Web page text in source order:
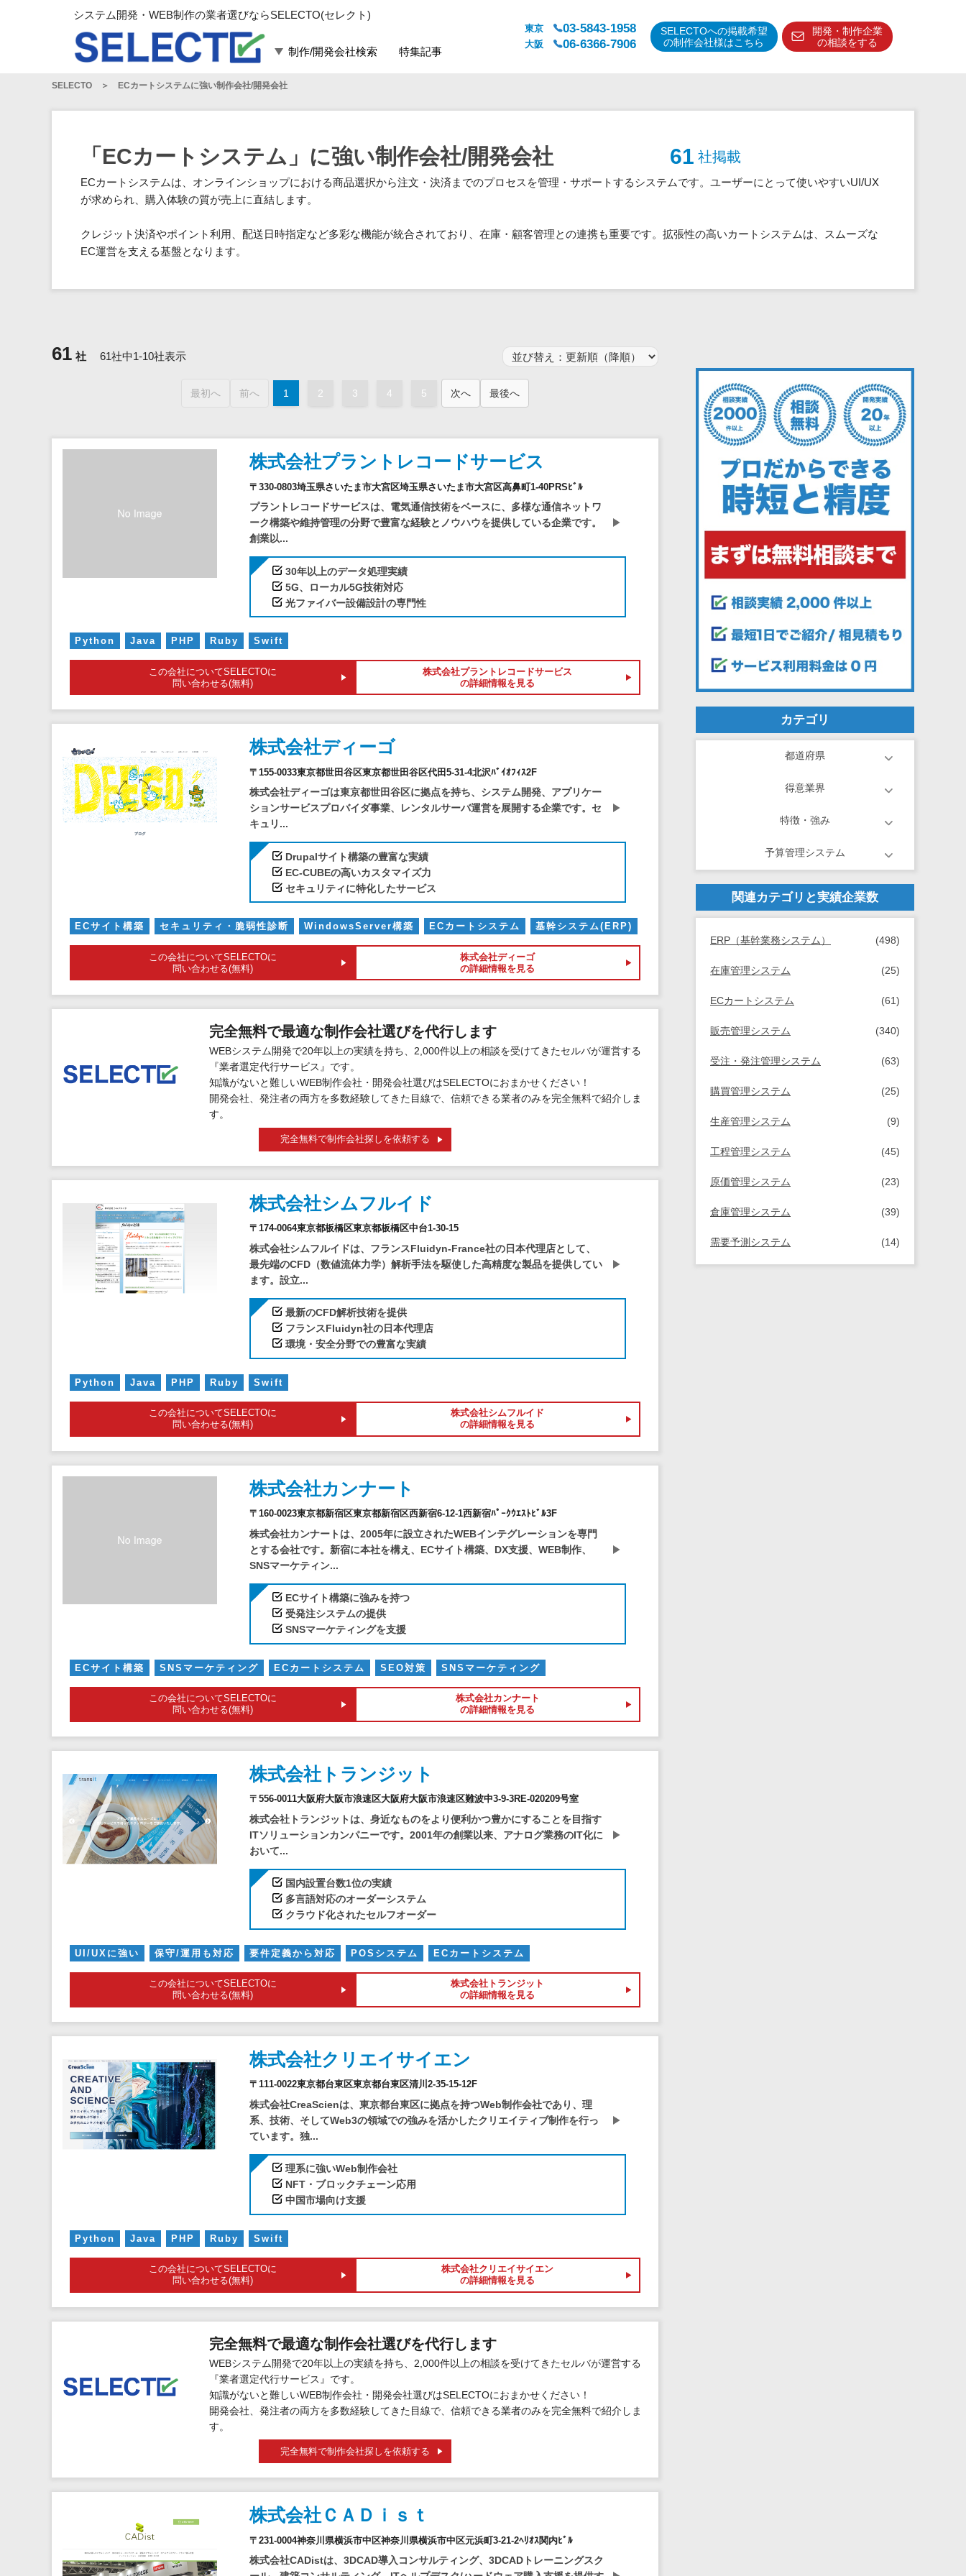
システム開発・WEB制作の業者選びならSELECTO(セレクト)
制作/開発会社検索 特集記事
東京 03-5843-1958
大阪 06-6366-7906
SELECTOへの掲載希望
の制作会社様はこちら
開発・制作企業
の相談をする
フレームワーク
パッケージ
運用代行
コンテンツ制作
コンサルティング
ゲーム
WEBサービス
人事（労務管理）
人事（採用・評価・教育）
カスタマーサポート
物流・流通向け
医療・介護業界向け
データ分析・活用
ブロックチェーン
官公庁・自治体向け
予算管理システム
SELECTO ECカートシステムに強い制作会社/開発会社
「ECカートシステム」に強い制作会社/開発会社 61 社掲載
ECカートシステムは、オンラインショップにおける商品選択から注文・決済までのプロセスを管理・サポートするシステムです。ユーザーにとって使いやすいUI/UX
が求められ、購入体験の質が売上に直結します。
クレジット決済やポイント利用、配送日時指定など多彩な機能が統合されており、在庫・顧客管理との連携も重要です。拡張性の高いカートシステムは、スムーズな
EC運営を支える基盤となります。
61 社 61社中1-10社表示
最初へ 前へ 1 2 3 4 5 次へ 最後へ
株式会社プラントレコードサービス
〒330-0803埼玉県さいたま市大宮区埼玉県さいたま市大宮区高鼻町1-40PRSﾋﾞﾙ
プラントレコードサービスは、電気通信技術をベースに、多様な通信ネットワ
ーク構築や維持管理の分野で豊富な経験とノウハウを提供している企業です。
創業以...
30年以上のデータ処理実績
5G、ローカル5G技術対応
光ファイバー設備設計の専門性
Python Java PHP Ruby Swift
この会社についてSELECTOに
問い合わせる(無料)
株式会社プラントレコードサービス
の詳細情報を見る
株式会社ディーゴ
〒155-0033東京都世田谷区東京都世田谷区代田5-31-4北沢ﾊﾞｲｵﾌｨｽ2F
株式会社ディーゴは東京都世田谷区に拠点を持ち、システム開発、アプリケー
ションサービスプロバイダ事業、レンタルサーバ運営を展開する企業です。セ
キュリ...
Drupalサイト構築の豊富な実績
EC-CUBEの高いカスタマイズ力
セキュリティに特化したサービス
ECサイト構築 セキュリティ・脆弱性診断 WindowsServer構築 ECカートシステム 基幹システム(ERP)
この会社についてSELECTOに
問い合わせる(無料)
株式会社ディーゴ
の詳細情報を見る
完全無料で最適な制作会社選びを代行します
WEBシステム開発で20年以上の実績を持ち、2,000件以上の相談を受けてきたセルバが運営する
『業者選定代行サービス』です。
知識がないと難しいWEB制作会社・開発会社選びはSELECTOにおまかせください！
開発会社、発注者の両方を多数経験してきた目線で、信頼できる業者のみを完全無料で紹介しま
す。
完全無料で制作会社探しを依頼する
株式会社シムフルイド
〒174-0064東京都板橋区東京都板橋区中台1-30-15
株式会社シムフルイドは、フランスFluidyn-France社の日本代理店として、
最先端のCFD（数値流体力学）解析手法を駆使した高精度な製品を提供してい
ます。設立...
最新のCFD解析技術を提供
フランスFluidyn社の日本代理店
環境・安全分野での豊富な実績
Python Java PHP Ruby Swift
この会社についてSELECTOに
問い合わせる(無料)
株式会社シムフルイド
の詳細情報を見る
株式会社カンナート
〒160-0023東京都新宿区東京都新宿区西新宿6-12-1西新宿ﾊﾟｰｸｳｴｽﾄﾋﾞﾙ3F
株式会社カンナートは、2005年に設立されたWEBインテグレーションを専門
とする会社です。新宿に本社を構え、ECサイト構築、DX支援、WEB制作、
SNSマーケティン...
ECサイト構築に強みを持つ
受発注システムの提供
SNSマーケティングを支援
ECサイト構築 SNSマーケティング ECカートシステム SEO対策 SNSマーケティング
この会社についてSELECTOに
問い合わせる(無料)
株式会社カンナート
の詳細情報を見る
株式会社トランジット
〒556-0011大阪府大阪市浪速区大阪府大阪市浪速区難波中3-9-3RE-020209号室
株式会社トランジットは、身近なものをより便利かつ豊かにすることを目指す
ITソリューションカンパニーです。2001年の創業以来、アナログ業務のIT化に
おいて...
国内設置台数1位の実績
多言語対応のオーダーシステム
クラウド化されたセルフオーダー
UI/UXに強い 保守/運用も対応 要件定義から対応 POSシステム ECカートシステム
この会社についてSELECTOに
問い合わせる(無料)
株式会社トランジット
の詳細情報を見る
株式会社クリエイサイエン
〒111-0022東京都台東区東京都台東区清川2-35-15-12F
株式会社CreaScienは、東京都台東区に拠点を持つWeb制作会社であり、理
系、技術、そしてWeb3の領域での強みを活かしたクリエイティブ制作を行っ
ています。独...
理系に強いWeb制作会社
NFT・ブロックチェーン応用
中国市場向け支援
Python Java PHP Ruby Swift
この会社についてSELECTOに
問い合わせる(無料)
株式会社クリエイサイエン
の詳細情報を見る
完全無料で最適な制作会社選びを代行します
WEBシステム開発で20年以上の実績を持ち、2,000件以上の相談を受けてきたセルバが運営する
『業者選定代行サービス』です。
知識がないと難しいWEB制作会社・開発会社選びはSELECTOにおまかせください！
開発会社、発注者の両方を多数経験してきた目線で、信頼できる業者のみを完全無料で紹介しま
す。
完全無料で制作会社探しを依頼する
株式会社ＣＡＤｉｓｔ
〒231-0004神奈川県横浜市中区神奈川県横浜市中区元浜町3-21-2ﾍﾘｵｽ関内ﾋﾞﾙ
株式会社CADistは、3DCAD導入コンサルティング、3DCADトレーニングスク
カテゴリ
都道府県
得意業界
特徴・強み
予算管理システム
関連カテゴリと実績企業数
ERP（基幹業務システム） (498)
在庫管理システム (25)
ECカートシステム (61)
販売管理システム (340)
受注・発注管理システム (63)
購買管理システム (25)
生産管理システム (9)
工程管理システム (45)
原価管理システム (23)
倉庫管理システム (39)
需要予測システム (14)